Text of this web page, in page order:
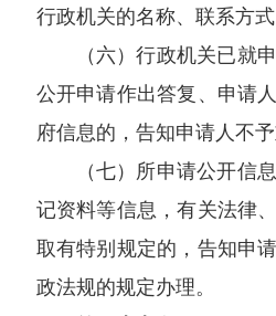
行政机关的名称、联系方式
（六）行政机关已就
公开申请作出答复、申请
府信息的，告知申请人不予
（七）所申请公开信
记资料等信息，有关法律
取有特别规定的，告知申
政法规的规定办理。